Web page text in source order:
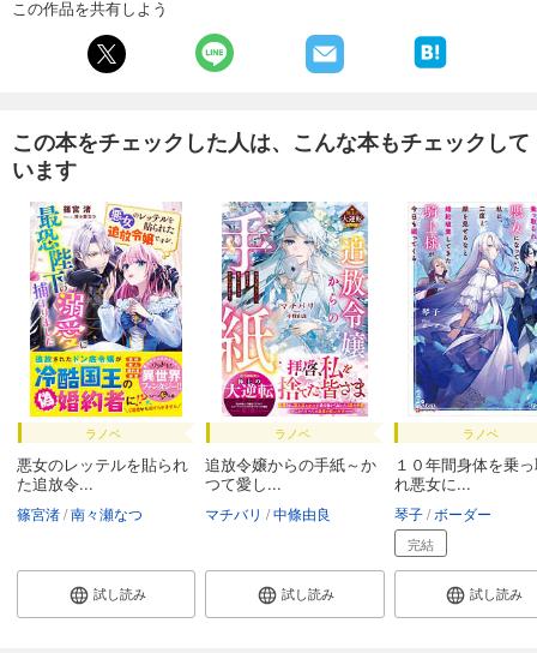
この作品を共有しよう
この本をチェックした人は、こんな本もチェックして
います
ラノベ
悪女のレッテルを貼られ
た追放令...
篠宮渚 南々瀬なつ
試し読み
ラノベ
追放令嬢からの手紙～か
つて愛し...
マチバリ 中條由良
試し読み
ラノベ
１０年間身体を乗
れ悪女に...
琴子 ボーダー
完結
試し読み